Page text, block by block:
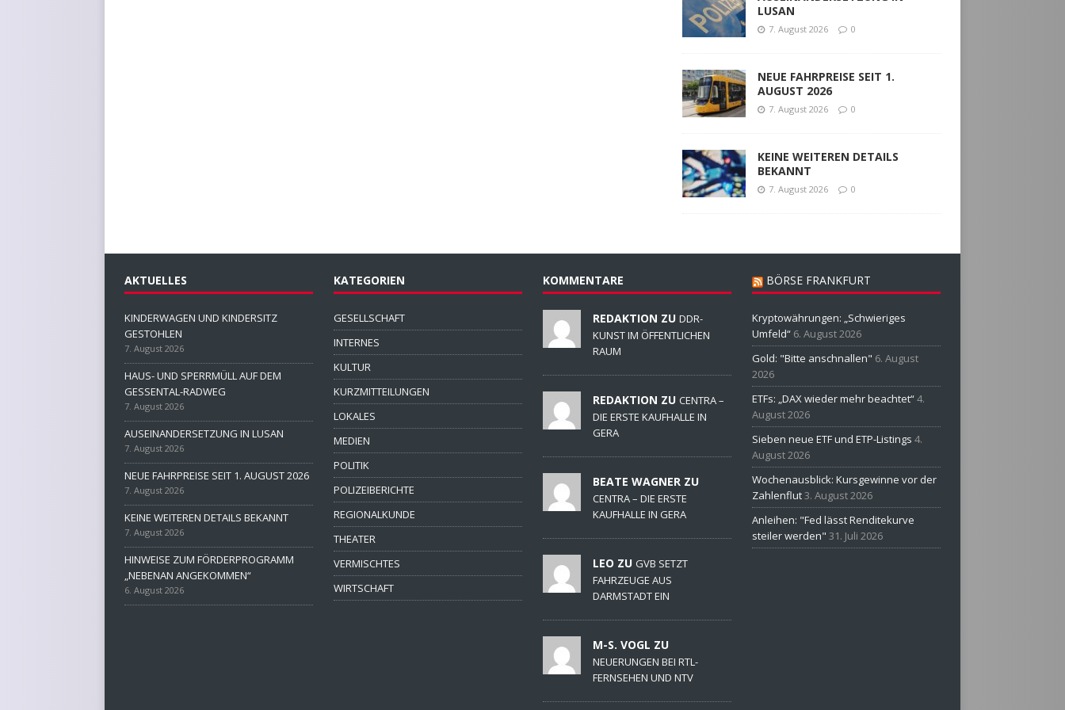
LUSAN
7. August 2026 0
NEUE FAHRPREISE SEIT 1.
AUGUST 2026
7. August 2026 0
KEINE WEITEREN DETAILS
BEKANNT
7. August 2026 0
AKTUELLES
KINDERWAGEN UND KINDERSITZ
GESTOHLEN
7. August 2026
HAUS- UND SPERRMÜLL AUF DEM
GESSENTAL-RADWEG
7. August 2026
AUSEINANDERSETZUNG IN LUSAN
7. August 2026
NEUE FAHRPREISE SEIT 1. AUGUST 2026
7. August 2026
KEINE WEITEREN DETAILS BEKANNT
7. August 2026
HINWEISE ZUM FÖRDERPROGRAMM
„NEBENAN ANGEKOMMEN“
6. August 2026
KATEGORIEN
GESELLSCHAFT
INTERNES
KULTUR
KURZMITTEILUNGEN
LOKALES
MEDIEN
POLITIK
POLIZEIBERICHTE
REGIONALKUNDE
THEATER
VERMISCHTES
WIRTSCHAFT
KOMMENTARE
REDAKTION ZU DDR-
KUNST IM ÖFFENTLICHEN
RAUM
REDAKTION ZU CENTRA –
DIE ERSTE KAUFHALLE IN
GERA
BEATE WAGNER ZU
CENTRA – DIE ERSTE
KAUFHALLE IN GERA
LEO ZU GVB SETZT
FAHRZEUGE AUS
DARMSTADT EIN
M-S. VOGL ZU
NEUERUNGEN BEI RTL-
FERNSEHEN UND NTV
BÖRSE FRANKFURT
Kryptowährungen: „Schwieriges
Umfeld“ 6. August 2026
Gold: "Bitte anschnallen" 6. August
2026
ETFs: „DAX wieder mehr beachtet“4.
August 2026
Sieben neue ETF und ETP-Listings 4.
August 2026
Wochenausblick: Kursgewinne vor der
Zahlenflut3. August 2026
Anleihen: "Fed lässt Renditekurve
steiler werden" 31. Juli 2026